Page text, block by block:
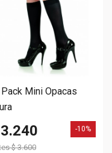
Mini Opacas
$ 3.600
-10%